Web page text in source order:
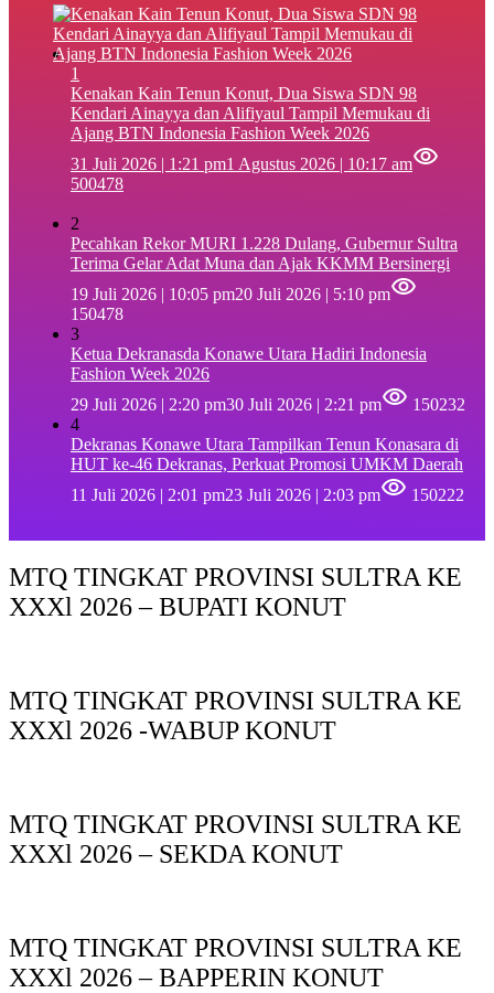
1
‎Kenakan Kain Tenun Konut, Dua Siswa SDN 98
Kendari Ainayya dan Alifiyaul Tampil Memukau di
Ajang BTN Indonesia Fashion Week 2026
31 Juli 2026 | 1:21 pm1 Agustus 2026 | 10:17 am
500478
2
Pecahkan Rekor MURI 1.228 Dulang, Gubernur Sultra
Terima Gelar Adat Muna dan Ajak KKMM Bersinergi
19 Juli 2026 | 10:05 pm20 Juli 2026 | 5:10 pm
150478
3
Ketua Dekranasda Konawe Utara Hadiri Indonesia
Fashion Week 2026
29 Juli 2026 | 2:20 pm30 Juli 2026 | 2:21 pm
150232
4
Dekranas Konawe Utara Tampilkan Tenun Konasara di
HUT ke-46 Dekranas, Perkuat Promosi UMKM Daerah
11 Juli 2026 | 2:01 pm23 Juli 2026 | 2:03 pm 150222
MTQ TINGKAT PROVINSI SULTRA KE
XXXl 2026 – BUPATI KONUT
MTQ TINGKAT PROVINSI SULTRA KE
XXXl 2026 -WABUP KONUT
MTQ TINGKAT PROVINSI SULTRA KE
XXXl 2026 – SEKDA KONUT
MTQ TINGKAT PROVINSI SULTRA KE
XXXl 2026 – BAPPERIN KONUT